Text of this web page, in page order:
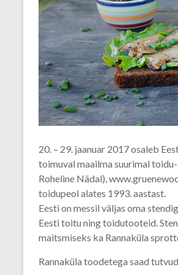
20. – 29. jaanuar 2017 osaleb
toimuval maailma suurimal
Roheline Nädal),
toidupeol alates 1993. aastast.
Eesti on messil väljas oma
Eesti toitu ning toidutooteid.
maitsmiseks ka Rannaküla
Rannaküla toodetega saad